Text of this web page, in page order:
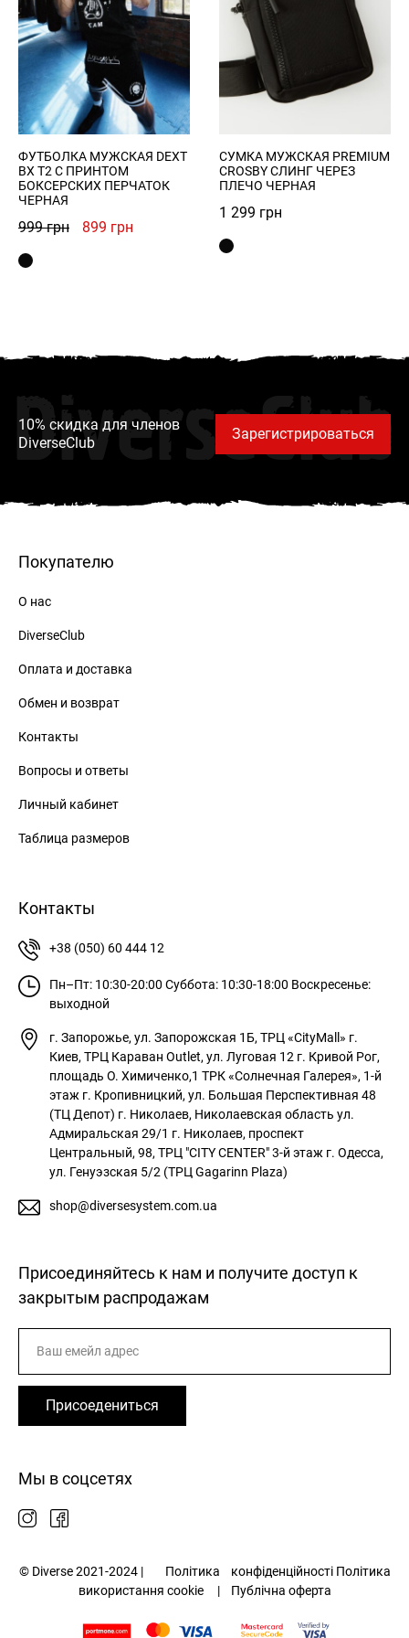
ФУТБОЛКА МУЖСКАЯ DEXT
BX T2 С ПРИНТОМ
БОКСЕРСКИХ ПЕРЧАТОК
ЧЕРНАЯ
999грн
Первоначальная
899 грн
СУМКА МУЖСКАЯ PREMIUM
CROSBY СЛИНГ ЧЕРЕЗ
ПЛЕЧО ЧЕРНАЯ
1 299 грн
10% скидка для членов
DiverseClub
DiverseClub
Зарегистрироваться
Покупателю
О нас
DiverseClub
Оплата и доставка
Обмен и возврат
Контакты
Вопросы и ответы
Личный кабинет
Таблица размеров
Контакты
+38 (050) 60 444 12
Пн–Пт: 10:30-20:00 Суббота: 10:30-18:00 Воскресенье:
выходной
г. Запорожье, ул. Запорожская 1Б, ТРЦ «CityMall» г.
Киев, ТРЦ Караван Outlet, ул. Луговая 12 г. Кривой Рог,
площадь О. Химиченко,1 ТРК «Солнечная Галерея», 1-й
этаж г. Кропивницкий, ул. Большая Перспективная 48
(ТЦ Депот) г. Николаев, Николаевская область ул.
Адмиральская 29/1 г. Николаев, проспект
Центральный, 98, ТРЦ "CITY CENTER" 3-й этаж г. Одесса,
ул. Генуэзская 5/2 (ТРЦ Gagarinn Plaza)
shop@diversesystem.com.ua
Присоединяйтесь к нам и получите доступ к
закрытым распродажам
Присоедениться
Мы в соцсетях
© Diverse 2021-2024 | Політика конфіденційності Політика
використання cookie| Публічна оферта